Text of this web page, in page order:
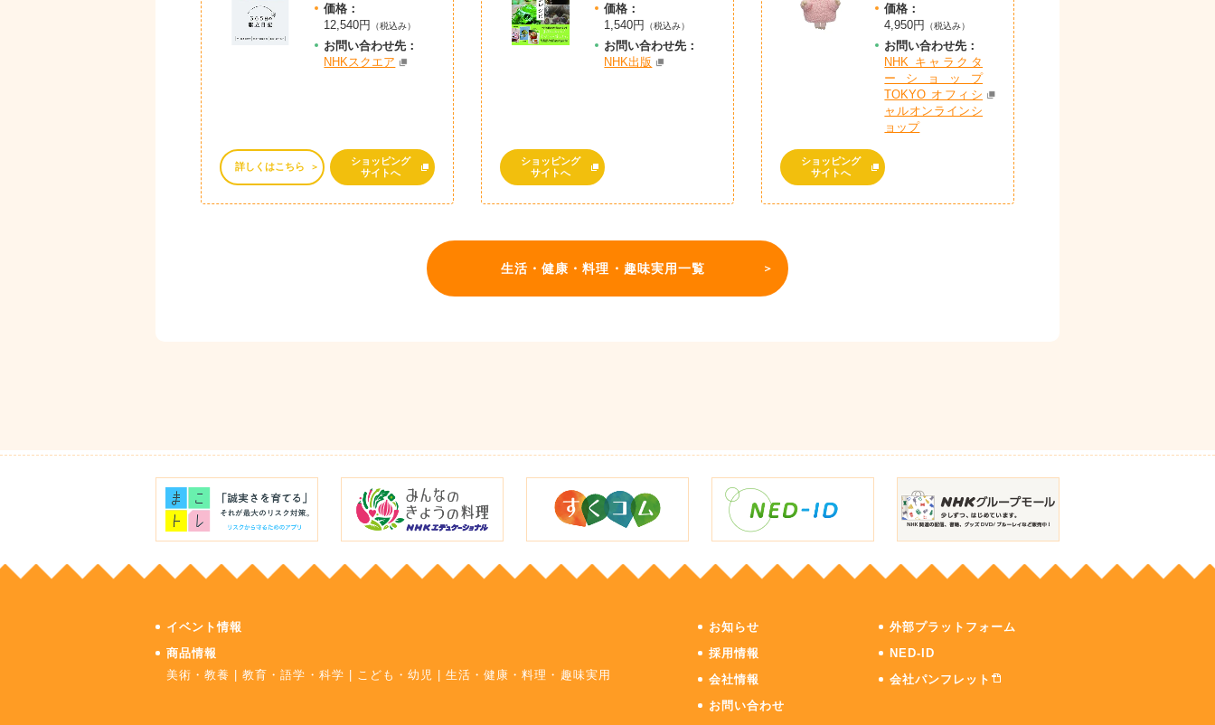
価格：
12,540円
（税込み）
お問い合わせ先：
NHKスクエア
詳しくはこちら
ショッピング
サイトへ
価格：
1,540円
（税込み）
お問い合わせ先：
NHK出版
ショッピング
サイトへ
価格：
4,950円
（税込み）
お問い合わせ先：
NHK キャラクタ
ーショップ
TOKYO オフィシ
ャルオンラインシ
ョップ
ショッピング
サイトへ
生活・健康・料理・趣味実用一覧
イベント情報
商品情報
美術・教養
|教育・語学・科学 こども・幼児 |生活・健康・料理・趣味実用
お知らせ
採用情報
会社情報
お問い合わせ
外部プラットフォーム
NED-ID
会社パンフレット